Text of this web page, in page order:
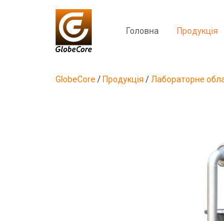
Головна Продукція
GlobeCore / Продукція / Лабораторне